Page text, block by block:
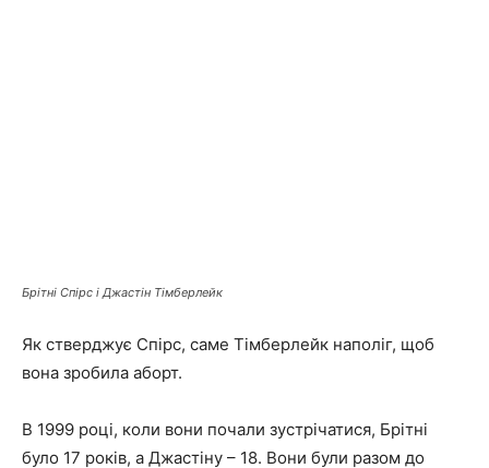
Брітні Спірс і Джастін Тімберлейк
Як стверджує Спірс, саме Тімберлейк наполіг, щоб
вона зробила аборт.
В 1999 році, коли вони почали зустрічатися, Брітні
було 17 років, а Джастіну – 18. Вони були разом до